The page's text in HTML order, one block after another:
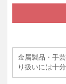
金属製品・手
り扱いには十